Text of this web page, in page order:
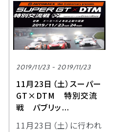
2019/11/23 - 2019/11/23
11月23日（土）スーパー
GT×DTM 特別交流
戦 パブリッ...
11月23日（土）に行われ